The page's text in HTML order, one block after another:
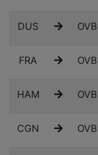
DUS OVB
FRA OVB
HAM OVB
CGN OVB